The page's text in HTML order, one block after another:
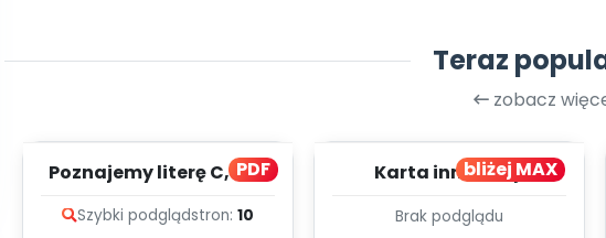
Teraz
zobacz
PDF
Poznajemy literę C, cz. 1
Szybki podglądstron: 10
bliżej MAX
Karta innowacji
Kumpelkowo
Brak podglądu